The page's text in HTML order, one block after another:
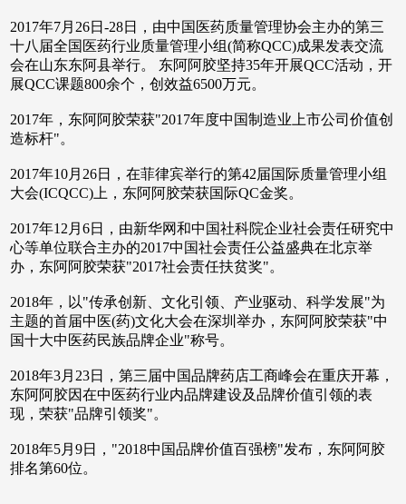
2017年7月26日-28日，由中国医药质量管理协会主办的第三
十八届全国医药行业质量管理小组(简称QCC)成果发表交流
会在山东东阿县举行。 东阿阿胶坚持35年开展QCC活动，开
展QCC课题800余个，创效益6500万元。
2017年，东阿阿胶荣获"2017年度中国制造业上市公司价值创
造标杆"。
2017年10月26日，在菲律宾举行的第42届国际质量管理小组
大会(ICQCC)上，东阿阿胶荣获国际QC金奖。
2017年12月6日，由新华网和中国社科院企业社会责任研究中
心等单位联合主办的2017中国社会责任公益盛典在北京举
办，东阿阿胶荣获"2017社会责任扶贫奖"。
2018年，以"传承创新、文化引领、产业驱动、科学发展"为
主题的首届中医(药)文化大会在深圳举办，东阿阿胶荣获"中
国十大中医药民族品牌企业"称号。
2018年3月23日，第三届中国品牌药店工商峰会在重庆开幕，
东阿阿胶因在中医药行业内品牌建设及品牌价值引领的表
现，荣获"品牌引领奖"。
2018年5月9日，"2018中国品牌价值百强榜"发布，东阿阿胶
排名第60位。